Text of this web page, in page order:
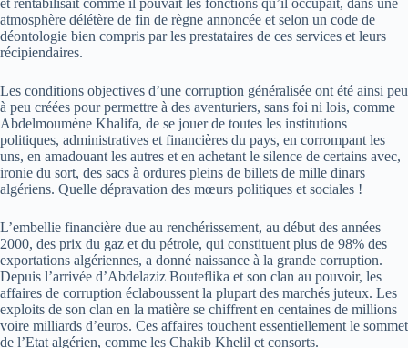
et rentabilisait comme il pouvait les fonctions qu’il occupait, dans une
atmosphère délétère de fin de règne annoncée et selon un code de
déontologie bien compris par les prestataires de ces services et leurs
récipiendaires.
Les conditions objectives d’une corruption généralisée ont été ainsi peu
à peu créées pour permettre à des aventuriers, sans foi ni lois, comme
Abdelmoumène Khalifa, de se jouer de toutes les institutions
politiques, administratives et financières du pays, en corrompant les
uns, en amadouant les autres et en achetant le silence de certains avec,
ironie du sort, des sacs à ordures pleins de billets de mille dinars
algériens. Quelle dépravation des mœurs politiques et sociales !
L’embellie financière due au renchérissement, au début des années
2000, des prix du gaz et du pétrole, qui constituent plus de 98% des
exportations algériennes, a donné naissance à la grande corruption.
Depuis l’arrivée d’Abdelaziz Bouteflika et son clan au pouvoir, les
affaires de corruption éclaboussent la plupart des marchés juteux. Les
exploits de son clan en la matière se chiffrent en centaines de millions
voire milliards d’euros. Ces affaires touchent essentiellement le sommet
de l’Etat algérien, comme les Chakib Khelil et consorts.